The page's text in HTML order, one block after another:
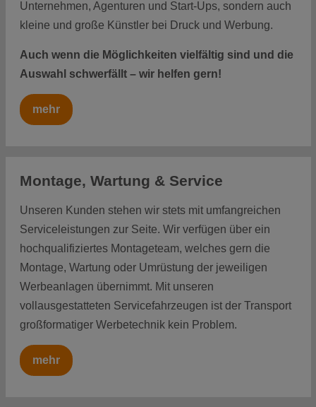
Unternehmen, Agenturen und Start-Ups, sondern auch
kleine und große Künstler bei Druck und Werbung.
Auch wenn die Möglichkeiten vielfältig sind und die
Auswahl schwerfällt – wir helfen gern!
mehr
Montage, Wartung & Service
Unseren Kunden stehen wir stets mit umfangreichen
Serviceleistungen zur Seite. Wir verfügen über ein
hochqualifiziertes Montageteam, welches gern die
Montage, Wartung oder Umrüstung der jeweiligen
Werbeanlagen übernimmt. Mit unseren
vollausgestatteten Servicefahrzeugen ist der Transport
großformatiger Werbetechnik kein Problem.
mehr